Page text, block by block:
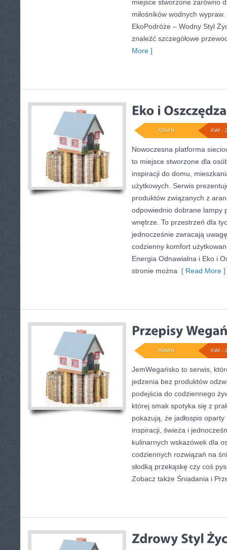
miejsce stworzone zarówno
miłośników wodnych
EkoPodróże – Wodny Styl
znaleźć szczegółowe
More ]
KWI -
ADMIN
Nowoczesna platforma
to miejsce stworzone dla
inspiracji do domu,
użytkowych. Serwis
produktów związanych z
odpowiednio dobrane lampy
wnętrze. To przestrzeń dla
jednocześnie zwracają
codzienny komfort
Energia Odnawialna i Eko i
stronie można [ Read More ]
KWI -
ADMIN
JemWegańsko to serwis,
jedzenia bez produktów
podejścia do codziennego
której smak spotyka się z
pokazują, że jadłospis
inspiracji, świeża i
kulinarnych wskazówek dla
codziennych rozwiązań na
słodką przekąskę czy coś
Zobacz także Śniadania i